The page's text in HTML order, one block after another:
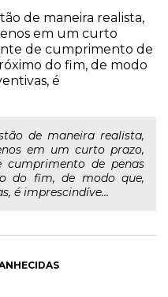
de maneira realista,
em um curto
de cumprimento de
do fim, de modo
é
de maneira realista,
em um curto prazo,
cumprimento de penas
do fim, de modo que,
é imprescindíve...